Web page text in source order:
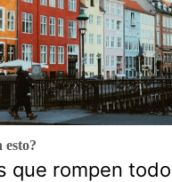
esto?
que rompen